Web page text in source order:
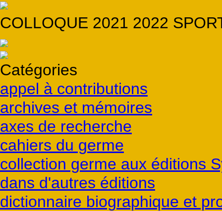
COLLOQUE 2021 2022
Catégories
appel à contributions
archives et mémoires
axes de recherche
cahiers du germe
collection germe aux éditions
dans d'autres éditions
dictionnaire biographique et